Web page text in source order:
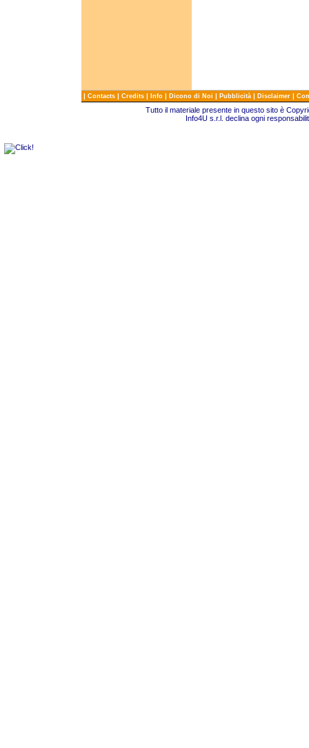
| Contacts | Credits | Info | Dicono di Noi | Pubblicità | Disclaimer |
Tutto il materiale presente in questo sito è
Info4U s.r.l. declina ogni